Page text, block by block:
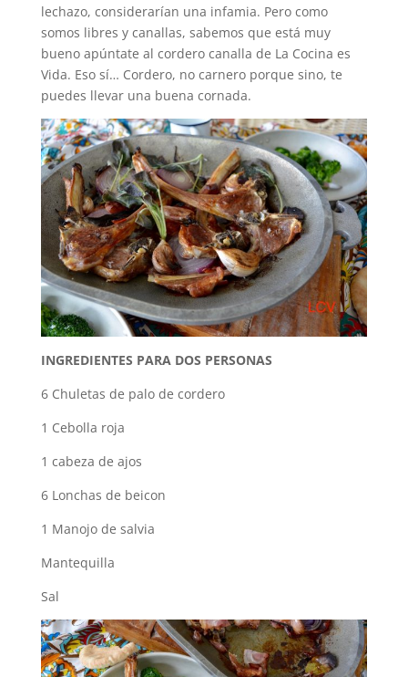
lechazo, considerarían una infamia. Pero como
somos libres y canallas, sabemos que está muy
bueno apúntate al cordero canalla de La Cocina es
Vida. Eso sí… Cordero, no carnero porque sino, te
puedes llevar una buena cornada.
INGREDIENTES PARA DOS PERSONAS
6 Chuletas de palo de cordero
1 Cebolla roja
1 cabeza de ajos
6 Lonchas de beicon
1 Manojo de salvia
Mantequilla
Sal